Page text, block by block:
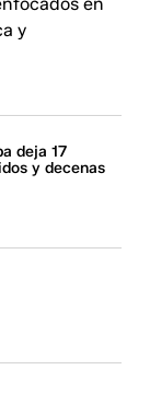
y
deja 17
y decenas